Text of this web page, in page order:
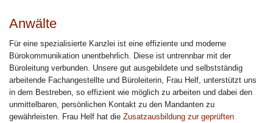
Anwälte
Für eine spezialisierte Kanzlei ist eine effiziente und moderne
Bürokommunikation unentbehrlich. Diese ist untrennbar mit der
Büroleitung verbunden. Unsere gut ausgebildete und selbstständig
arbeitende Fachangestellte und Büroleiterin, Frau Helf, unterstützt uns
in dem Bestreben, so effizient wie möglich zu arbeiten und dabei den
unmittelbaren, persönlichen Kontakt zu den Mandanten zu
gewährleisten. Frau Helf hat die Zusatzausbildung zur geprüften